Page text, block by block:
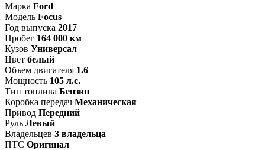
Марка Ford
Модель Focus
Год выпуска 2017
Пробег 164 000 км
Кузов Универсал
Цвет белый
Объем двигателя 1.6
Мощность 105 л.с.
Тип топлива Бензин
Коробка передач Механическая
Привод Передний
Руль Левый
Владельцев 3 владельца
ПТС Оригинал